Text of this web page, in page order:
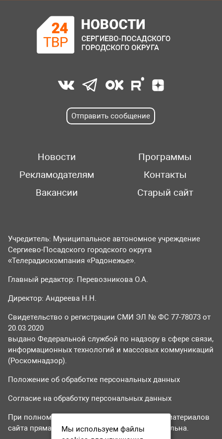
Отправить сообщение
Новости
Программы
Рекламодателям
Контакты
Вакансии
Старый сайт
Учредитель: Муниципальное автономное учреждение
Сергиево-Посадского городского округа
«Телерадиокомпания «Радонежье».
Главный редактор: Перевозникова О.А.
Директор: Андреева Н.Н.
Свидетельство о регистрации СМИ ЭЛ № ФС 77-78073 от
20.03.2020
выдано Федеральной службой по надзору в сфере связи,
информационных технологий и массовых коммуникаций
(Роскомнадзор).
Положение об обработке персональных данных
Согласие на обработку персональных данных
При полном или частичном использовании материалов
сайта прямая гиперссылка на tvr24.tv обязательна.
Мы используем файлы